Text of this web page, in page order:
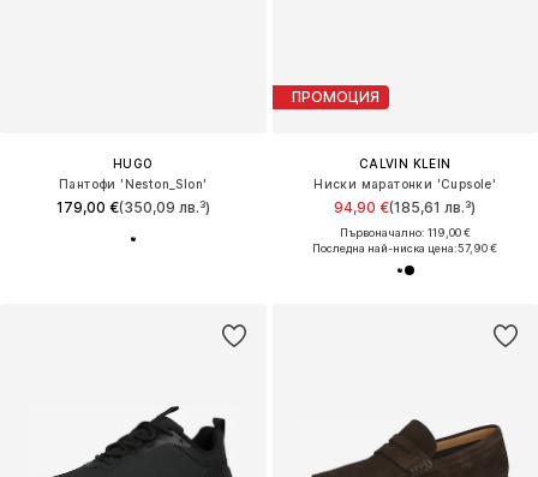
HUGO
Пантофи 'Neston_Slon'
179,00 €(350,09 лв.³)
ПРОМОЦИЯ
CALVIN KLEIN
Ниски маратонки 'Cupsole'
94,90 €(185,61 лв.³)
Първоначално: 119,00 €
Последна най-ниска цена:57,90 €